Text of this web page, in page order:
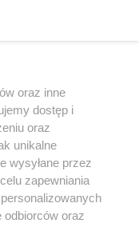
być powielany i
w jakikolwiek sposób (w
polu
umieszczaniem w
Jakiekolwiek użycie lub
naruszeniem prawa,
kary i może być
oraz inne
dostęp i
oraz
unikalne
wysyłane przez
zapewniania
odbiorców oraz